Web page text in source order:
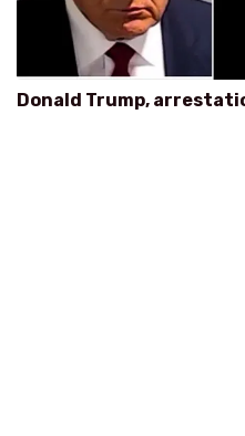
Donald Trump,